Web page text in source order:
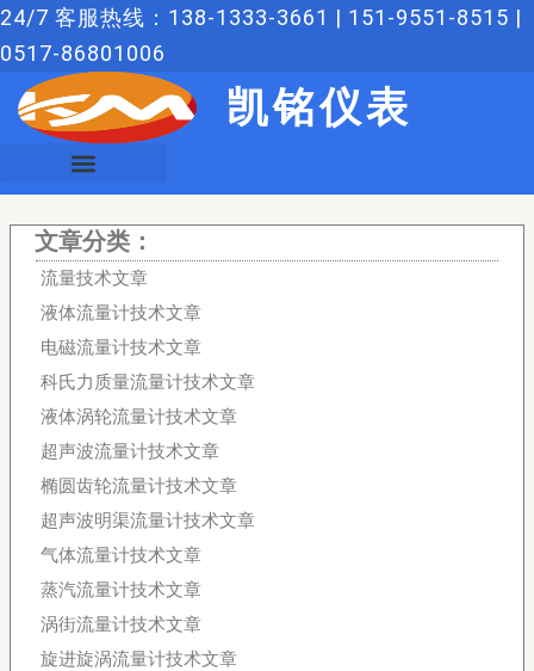
跳
至
24/7 客服热线：138-1333-3661 | 151-9551-8515 |
0517-86801006
凯铭仪表
文章分类：
流量技术文章
液体流量计技术文章
电磁流量计技术文章
科氏力质量流量计技术文章
液体涡轮流量计技术文章
超声波流量计技术文章
椭圆齿轮流量计技术文章
超声波明渠流量计技术文章
气体流量计技术文章
蒸汽流量计技术文章
涡街流量计技术文章
旋进旋涡流量计技术文章